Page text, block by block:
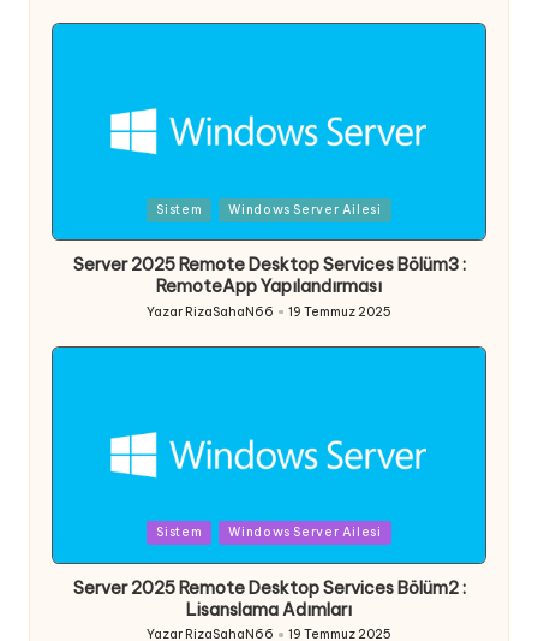
by
Sistem Windows Server Ailesi
Server 2025 Remote Desktop Services Bölüm3 :
RemoteApp Yapılandırması
Posted
Yazar RizaSahaN66 19 Temmuz 2025
Sistem Windows Server Ailesi
Server 2025 Remote Desktop Services Bölüm2 :
Lisanslama Adımları
Yazar RizaSahaN66 19 Temmuz 2025